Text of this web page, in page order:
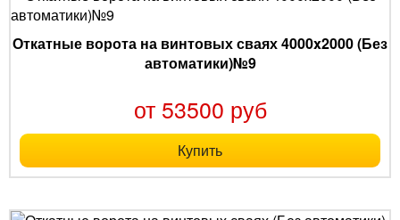
Откатные ворота на винтовых сваях 4000x2000 (Без
автоматики)№9
от 53500 руб
Купить